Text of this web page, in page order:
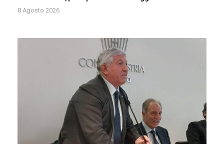
8 Agosto 2026